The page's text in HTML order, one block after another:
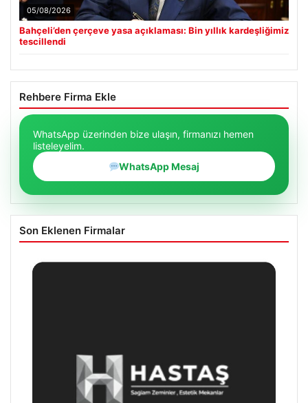
05/08/2026
Bahçeli’den çerçeve yasa açıklaması: Bin yıllık kardeşliğimiz
tescillendi
Rehbere Firma Ekle
WhatsApp üzerinden bize ulaşın, firmanızı hemen
listeleyelim.
WhatsApp Mesaj
Son Eklenen Firmalar